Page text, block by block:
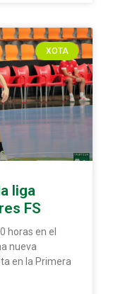
XOTA
liga
FS
horas en el
nueva
en la Primera